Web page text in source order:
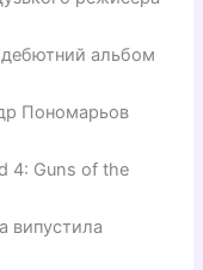
дебютний альбом
Пономарьов
4: Guns of the
випустила